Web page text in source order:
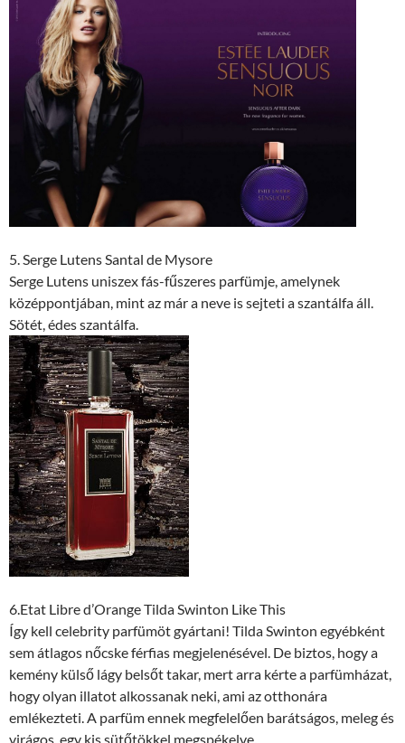
5. Serge Lutens Santal de Mysore
Serge Lutens uniszex fás-fűszeres parfümje, amelynek
középpontjában, mint az már a neve is sejteti a szantálfa áll.
Sötét, édes szantálfa.
6.Etat Libre d’Orange Tilda Swinton Like This
Így kell celebrity parfümöt gyártani! Tilda Swinton egyébként
sem átlagos nőcske férfias megjelenésével. De biztos, hogy a
kemény külső lágy belsőt takar, mert arra kérte a parfümházat,
hogy olyan illatot alkossanak neki, ami az otthonára
emlékezteti. A parfüm ennek megfelelően barátságos, meleg és
virágos, egy kis sütőtökkel megspékelve.